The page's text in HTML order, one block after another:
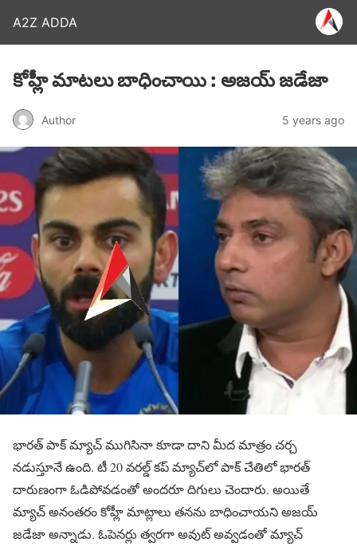
A2Z ADDA
కోహ్లీ మాటలు బాధించాయి : అజయ్ జడేజా
Author 5 years ago
భారత్ పాక్ మ్యాచ్ ముగిసినా కూడా దాని మీద మాత్రం చర్చ
నడుస్తూనే ఉంది. టీ 20 వరల్డ్ కప్ మ్యాచ్‌లో పాక్ చేతిలో భారత్
దారుణంగా ఓడిపోవడంతో అందరూ దిగులు చెందారు. అయితే
మ్యాచ్ అనంతరం కోహ్లీ మాట్లాలు తనను బాధించాయని అజయ్
జడేజా అన్నాడు. ఓపెనర్లు త్వరగా అవుట్ అవ్వడంతో మ్యాచ్